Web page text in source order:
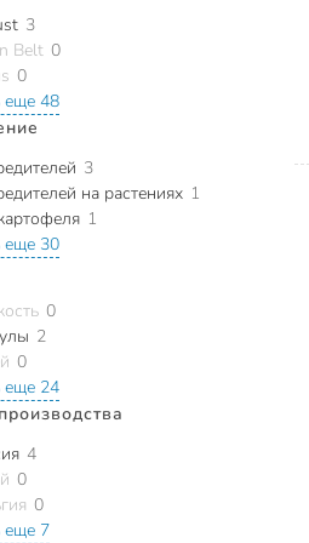
3
Belt 0
0
еще 48
3
на растениях 1
1
еще 30
0
2
0
еще 24
4
0
0
еще 7